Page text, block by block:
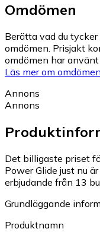
Omdömen
Berätta vad du
omdömen. Prisjakt
omdömen har
Läs mer om
Annons
Annons
Det billigaste priset
Power Glide just nu
erbjudande från 13
Grundläggande
Produktnamn